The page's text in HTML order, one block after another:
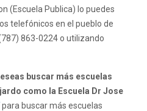
(Escuela Publica) lo puedes
telefónicos en el pueblo de
863-0224 o utilizando
buscar más escuelas
como la Escuela Dr Jose
para buscar más escuelas